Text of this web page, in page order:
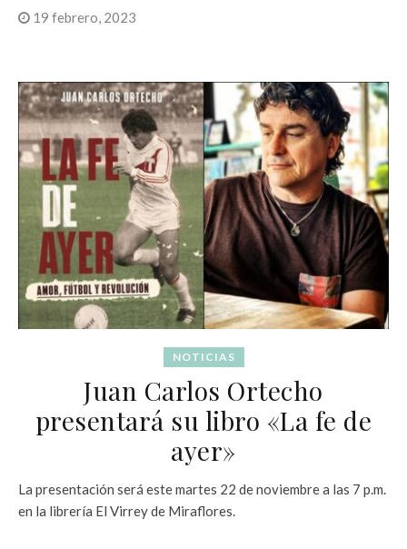
19 febrero, 2023
NOTICIAS
Juan Carlos Ortecho
presentará su libro «La fe de
ayer»
La presentación será este martes 22 de noviembre a las 7 p.m.
en la librería El Virrey de Miraflores.